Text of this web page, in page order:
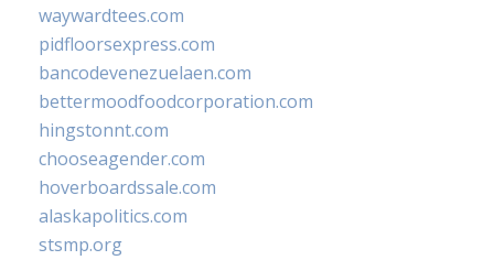
waywardtees.com
pidfloorsexpress.com
bancodevenezuelaen.com
bettermoodfoodcorporation.com
hingstonnt.com
chooseagender.com
hoverboardssale.com
alaskapolitics.com
stsmp.org